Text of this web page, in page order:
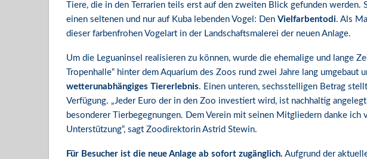
Tiere, die in den Terrarien teils erst auf den zweiten Blick gefunden werden.
einen seltenen und nur auf Kuba lebenden Vogel: Den Vielfarbentodi. Als
dieser farbenfrohen Vogelart in der Landschaftsmalerei der neuen Anlage.
Um die Leguaninsel realisieren zu können, wurde die ehemalige und lange
Tropenhalle“ hinter dem Aquarium des Zoos rund zwei Jahre lang umgebaut
wetterunabhängiges Tiererlebnis. Einen unteren, sechsstelligen Betrag
Verfügung. „Jeder Euro der in den Zoo investiert wird, ist nachhaltig
besonderer Tierbegegnungen. Dem Verein mit seinen Mitgliedern danke ich
Unterstützung“, sagt Zoodirektorin Astrid Stewin.
Für Besucher ist die neue Anlage ab sofort zugänglich. Aufgrund der